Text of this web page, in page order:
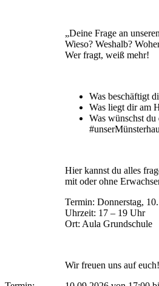
„Deine Frage an
Wieso? Weshalb?
Wer fragt, weiß mehr!
Was beschäftigt
Was liegt dir am
Was wünschst
Hier kannst du alles
mit oder ohne
Termin: Donnerstag,
Uhrzeit: 17 – 19 Uhr
Ort: Aula Grundschule
Wir freuen uns auf euch!